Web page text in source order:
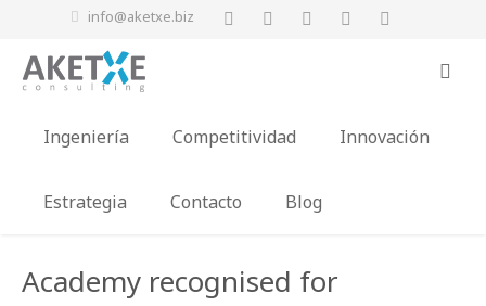
info@aketxe.biz
Ingeniería Competitividad Innovación
Estrategia Contacto Blog
Academy recognised for